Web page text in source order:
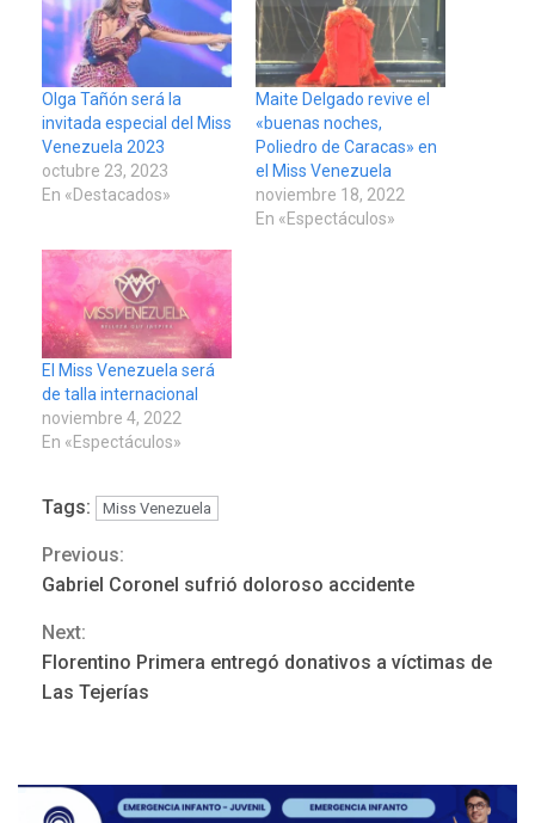
Olga Tañón será la
invitada especial del Miss
Venezuela 2023
octubre 23, 2023
En «Destacados»
Maite Delgado revive el
«buenas noches,
Poliedro de Caracas» en
el Miss Venezuela
noviembre 18, 2022
En «Espectáculos»
El Miss Venezuela será
de talla internacional
noviembre 4, 2022
En «Espectáculos»
Tags: Miss Venezuela
Continue
Reading
Previous:
Gabriel Coronel sufrió doloroso accidente
Next:
Florentino Primera entregó donativos a víctimas de
Las Tejerías
REGIONALES ÚLTIMA HORA
gestión